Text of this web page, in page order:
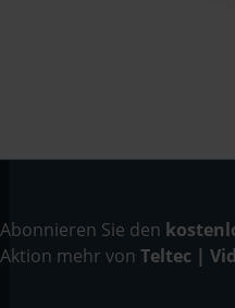
Abonnieren Sie den
Aktion mehr von Teltec |